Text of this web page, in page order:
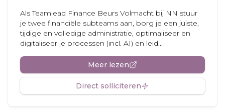
Als Teamlead Finance Beurs Volmacht bij NN stuur
je twee financiële subteams aan, borg je een juiste,
tijdige en volledige administratie, optimaliseer en
digitaliseer je processen (incl. AI) en leid...
Meer lezen
Direct solliciteren